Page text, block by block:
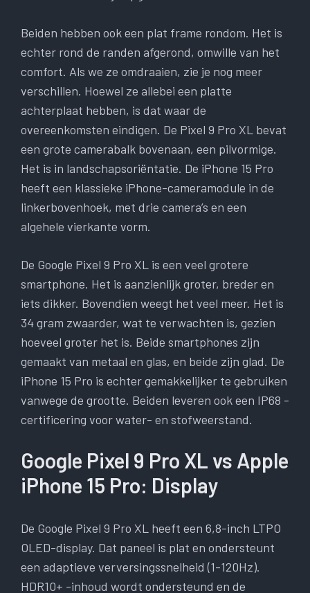
Beiden hebben ook een plat frame rondom. Het is
echter rond de randen afgerond, omwille van het
comfort. Als we ze omdraaien, zie je nog meer
verschillen. Hoewel ze allebei een platte
achterplaat hebben, is dat waar de
overeenkomsten eindigen. De Pixel 9 Pro XL bevat
een grote camerabalk bovenaan, een pilvormige.
Het is in landschapsoriëntatie. De iPhone 15 Pro
heeft een klassieke iPhone-cameramodule in de
linkerbovenhoek, met drie camera’s en een
algehele vierkante vorm.
De Google Pixel 9 Pro XL is een veel grotere
smartphone. Het is aanzienlijk groter, breder en
iets dikker. Bovendien weegt het veel meer. Het is
34 gram zwaarder, wat te verwachten is, gezien
hoeveel groter het is. Beide smartphones zijn
gemaakt van metaal en glas, en beide zijn glad. De
iPhone 15 Pro is echter gemakkelijker te gebruiken
vanwege de grootte. Beiden leveren ook een IP68 -
certificering voor water- en stofweerstand.
Google Pixel 9 Pro XL vs Apple
iPhone 15 Pro: Display
De Google Pixel 9 Pro XL heeft een 6,8-inch LTPO
OLED-display. Dat paneel is plat en ondersteunt
een adaptieve verversingssnelheid (1-120Hz).
HDR10+ -inhoud wordt ondersteund en de